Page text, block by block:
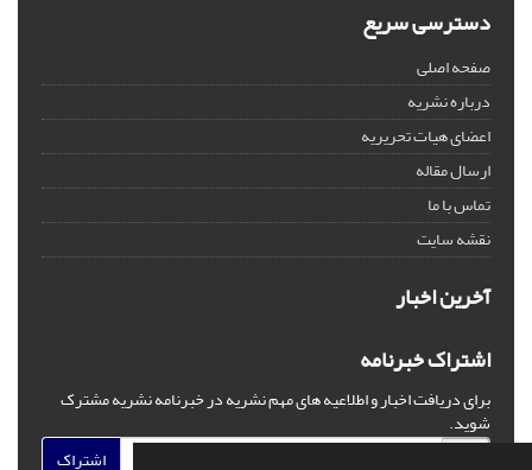
دسترسی سریع
صفحه اصلی
درباره نشریه
اعضای هیات تحریریه
ارسال مقاله
تماس با ما
نقشه سایت
آخرین اخبار
اشتراک خبرنامه
برای دریافت اخبار و اطلاعیه های مهم نشریه در خبرنامه نشریه مشترک
شوید.
اشتراک